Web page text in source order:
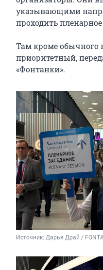
указывающими
проходить пленарное
Там кроме обычного
приоритетный,
«Фонтанки».
Источник: Дарья Драй /